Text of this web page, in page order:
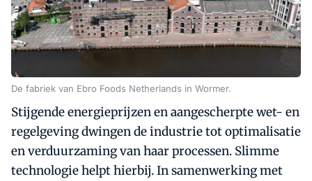
De fabriek van Ebro Foods Netherlands in Wormer.
Stijgende energieprijzen en aangescherpte wet- en
regelgeving dwingen de industrie tot optimalisatie
en verduurzaming van haar processen. Slimme
technologie helpt hierbij. In samenwerking met